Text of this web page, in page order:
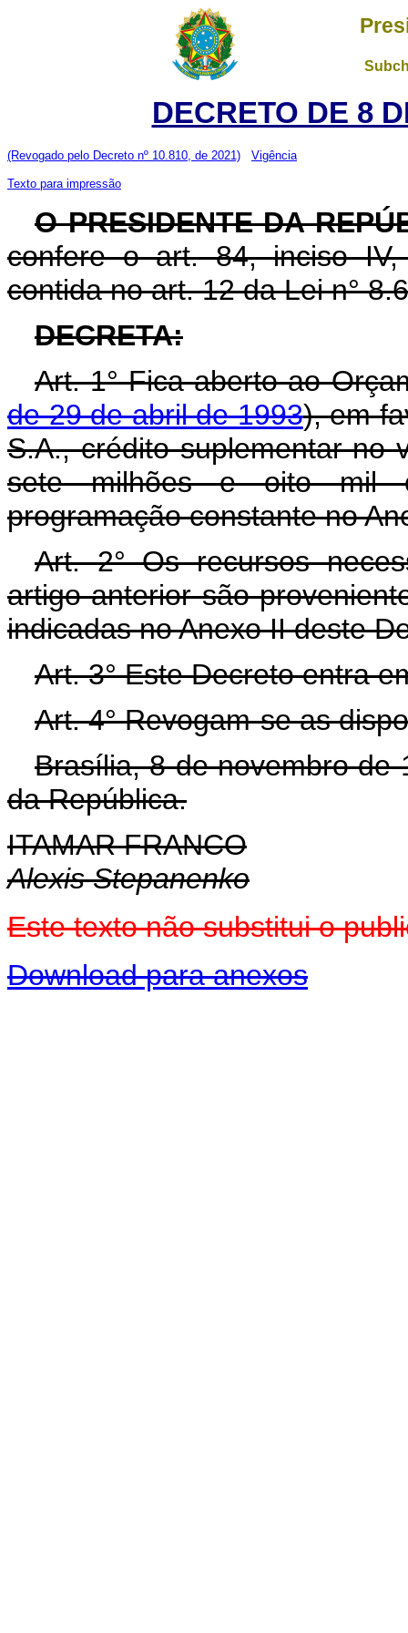
DECRETO DE 8
(Revogado pelo Decreto nº 10.810, de 2021) Vigência
Texto para impressão
O PRESIDENTE DA
confere o art. 84, inciso
contida no art. 12 da Lei n°
DECRETA:
Art. 1° Fica aberto ao
de 29 de abril de 1993), em
S.A., crédito suplementar no
sete milhões e oito mil
programação constante no
Art. 2° Os recursos
artigo anterior são
indicadas no Anexo II deste
Art. 3° Este Decreto entra
Art. 4° Revogam-se as
Brasília, 8 de novembro de
da República.
ITAMAR FRANCO
Alexis Stepanenko
Este texto não substitui o
Download para anexos